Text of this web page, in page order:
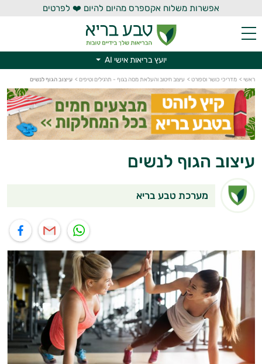
אפשרות משלוח אקספרס מהיום להיום ❤️ לפרטים
יועץ בריאות אישי AI
ראשי > מדריכי כושר וספורט > עיצוב חיטוב והעלאת מסה בגוף - תרגילים וטיפים > עיצוב הגוף לנשים
עיצוב הגוף לנשים
מערכת טבע בריא